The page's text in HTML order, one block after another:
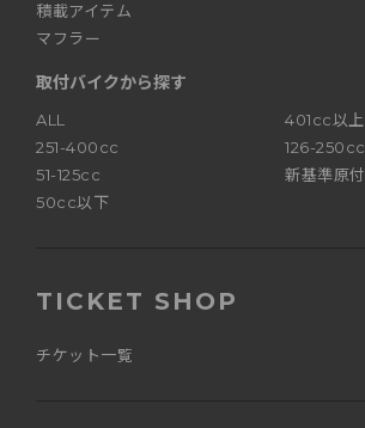
積載アイテム
マフラー
取付バイクから探す
ALL
401cc以上
251-400cc
126-250cc
51-125cc
新基準原付
50cc以下
TICKET SHOP
チケット一覧